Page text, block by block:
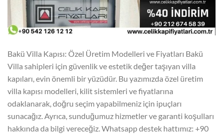
Bakü Villa Kapısı: Özel Üretim Modelleri ve Fiyatları Bakü
Villa sahipleri için güvenlik ve estetik değer taşıyan villa
kapıları, evin önemli bir yüzüdür. Bu yazımızda özel üretim
villa kapısı modelleri, kilit sistemleri ve fiyatlarına
odaklanarak, doğru seçim yapabilmeniz için ipuçları
sunacağız. Ayrıca, sunduğumuz hizmetler ve garanti koşulları
hakkında da bilgi vereceğiz. Whatsapp destek hattımız: +90